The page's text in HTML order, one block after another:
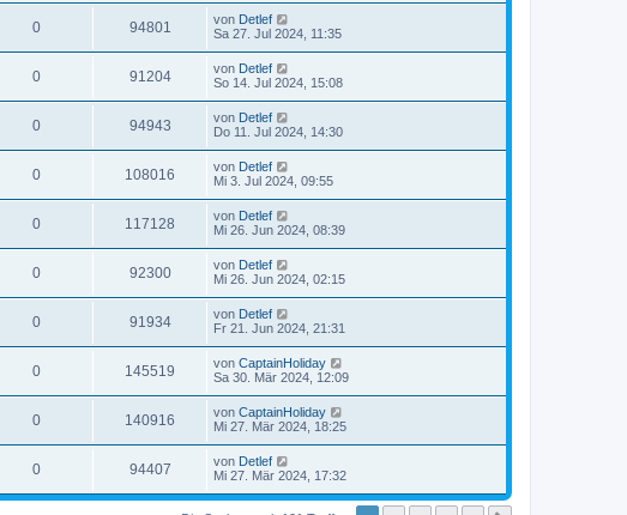
0 94801 von Detlef
Sa 27. Jul 2024, 11:35
0 91204 von Detlef
So 14. Jul 2024, 15:08
0 94943 von Detlef
Do 11. Jul 2024, 14:30
0 108016 von Detlef
Mi 3. Jul 2024, 09:55
0 117128 von Detlef
Mi 26. Jun 2024, 08:39
0 92300 von Detlef
Mi 26. Jun 2024, 02:15
0 91934 von Detlef
Fr 21. Jun 2024, 21:31
0 145519 von CaptainHoliday
Sa 30. Mär 2024, 12:09
0 140916 von CaptainHoliday
Mi 27. Mär 2024, 18:25
0 94407 von Detlef
Mi 27. Mär 2024, 17:32